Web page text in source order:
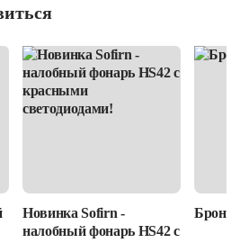
Новинка Sofirn -
налобный фонарь HS42 с